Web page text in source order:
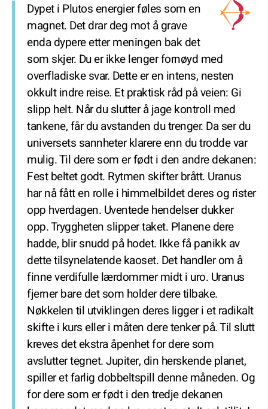
Dypet i Plutos energier føles som en
magnet. Det drar deg mot å grave
enda dypere etter meningen bak det
som skjer. Du er ikke lenger fornøyd med
overfladiske svar. Dette er en intens, nesten
okkult indre reise. Et praktisk råd på veien: Gi
slipp helt. Når du slutter å jage kontroll med
tankene, får du avstanden du trenger. Da ser du
universets sannheter klarere enn du trodde var
mulig. Til dere som er født i den andre dekanen:
Fest beltet godt. Rytmen skifter brått. Uranus
har nå fått en rolle i himmelbildet deres og rister
opp hverdagen. Uventede hendelser dukker
opp. Tryggheten slipper taket. Planene dere
hadde, blir snudd på hodet. Ikke få panikk av
dette tilsynelatende kaoset. Det handler om å
finne verdifulle lærdommer midt i uro. Uranus
fjerner bare det som holder dere tilbake.
Nøkkelen til utviklingen deres ligger i et radikalt
skifte i kurs eller i måten dere tenker på. Til slutt
kreves det ekstra åpenhet for dere som
avslutter tegnet. Jupiter, din herskende planet,
spiller et farlig dobbeltspill denne måneden. Og
for dere som er født i den tredje dekanen